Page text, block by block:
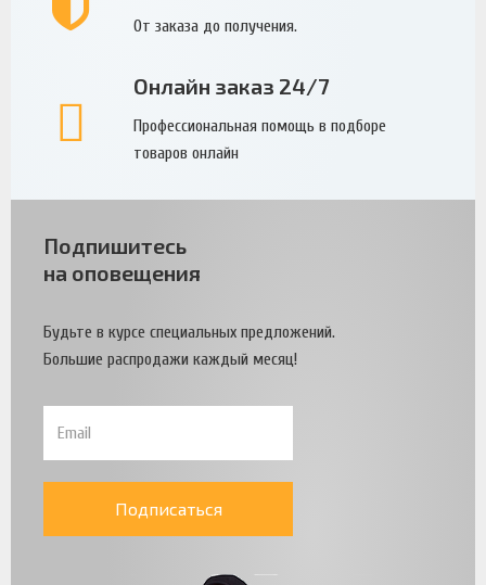
От заказа до получения.
Онлайн заказ 24/7
Профессиональная помощь в подборе
товаров онлайн
Подпишитесь
на оповещения
Будьте в курсе специальных предложений.
Большие распродажи каждый месяц!
Подписаться